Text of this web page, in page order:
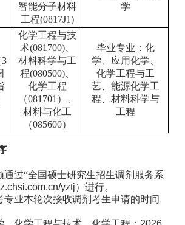
智能分子材料
工程(0817J1)
学
3
化学工程与技
术(081700)、
材料科学与工
程(080500)、
化学工程
（081701）、
材料与化工
（085600）
毕业专业：化
学、应用化学、
化学工程与工
艺、能源化学工
程、材料科学与
工程
通过“全国硕士研究生招生调剂服务系
yztj）进行。
专业本轮次接收调剂考生申请的时间